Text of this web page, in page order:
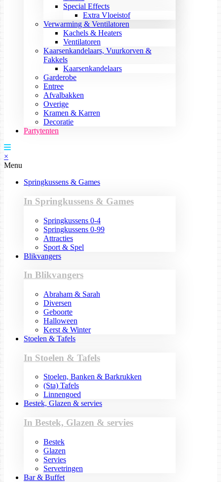
Special Effects
Extra Vloeistof
Verwarming & Ventilatoren
Kachels & Heaters
Ventilatoren
Kaarsenkandelaars, Vuurkorven &
Fakkels
Kaarsenkandelaars
Garderobe
Entree
Afvalbakken
Overige
Kramen & Karren
Decoratie
Partytenten
×
Menu
Springkussens & Games
In Springkussens & Games
Springkussens 0-4
Springkussens 0-99
Attracties
Sport & Spel
Blikvangers
In Blikvangers
Abraham & Sarah
Diversen
Geboorte
Halloween
Kerst & Winter
Stoelen & Tafels
In Stoelen & Tafels
Stoelen, Banken & Barkrukken
(Sta) Tafels
Linnengoed
Bestek, Glazen & servies
In Bestek, Glazen & servies
Bestek
Glazen
Servies
Servetringen
Bar & Buffet